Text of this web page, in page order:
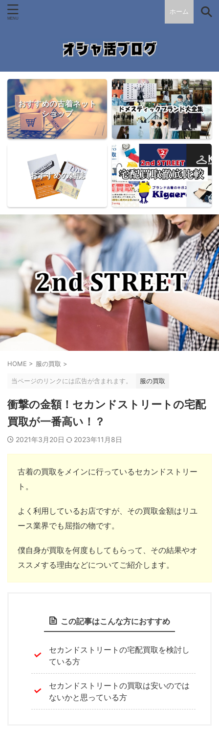
ホーム
おすすめの古着ネット
ショップ
おすすめの雑誌
HOME > 服の買取 >
当ページのリンクには広告が含まれます。 服の買取
衝撃の金額！セカンドストリートの宅配
買取が一番高い！？
2021年3月20日 2023年11月8日
古着の買取をメインに行っているセカンドストリー
ト。
よく利用しているお店ですが、その買取金額はリユ
ース業界でも屈指の物です。
僕自身が買取を何度もしてもらって、その結果やオ
ススメする理由などについてご紹介します。
この記事はこんな方におすすめ
セカンドストリートの宅配買取を検討し
ている方
セカンドストリートの買取は安いのでは
ないかと思っている方